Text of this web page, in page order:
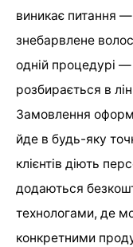
виникає питання —
знебарвлене
одній процедурі
розбирається в
Замовлення
йде в будь-яку
клієнтів діють
додаються
технологами, де
конкретними